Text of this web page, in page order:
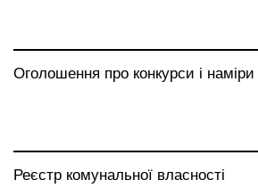
Оголошення про конкурси і наміри
Реєстр комунальної власності